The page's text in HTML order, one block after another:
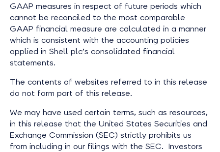
GAAP measures in respect of future periods which
cannot be reconciled to the most comparable
GAAP financial measure are calculated in a manner
which is consistent with the accounting policies
applied in Shell plc’s consolidated financial
statements.
The contents of websites referred to in this release
do not form part of this release.
We may have used certain terms, such as resources,
in this release that the United States Securities and
Exchange Commission (SEC) strictly prohibits us
from including in our filings with the SEC. Investors